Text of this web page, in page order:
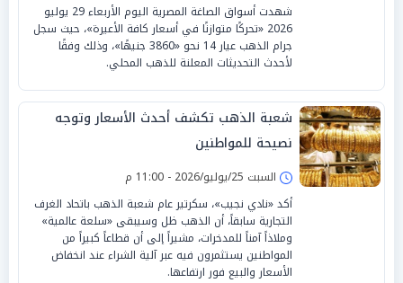
شهدت أسواق الصاغة المصرية اليوم الأربعاء 29 يوليو
2026 «تحركًا متوازنًا في أسعار كافة الأعيرة»، حيث سجل
جرام الذهب عيار 14 نحو «3860 جنيهًا»، وذلك وفقًا
لأحدث التحديثات المعلنة للذهب المحلي.
شعبة الذهب تكشف أحدث الأسعار وتوجه
نصيحة للمواطنين
السبت 25/يوليو/2026 - 11:00 م
أكد «نادي نجيب»، سكرتير عام شعبة الذهب باتحاد الغرف
التجارية سابقاً، أن الذهب ظل وسيبقى «سلعة عالمية»
وملاذاً آمناً للمدخرات، مشيراً إلى أن قطاعاً كبيراً من
المواطنين يستثمرون فيه عبر آلية الشراء عند انخفاض
الأسعار والبيع فور ارتفاعها.